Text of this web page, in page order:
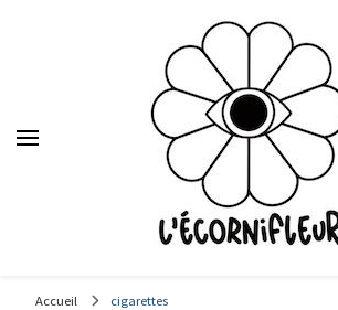
Accueil cigarettes